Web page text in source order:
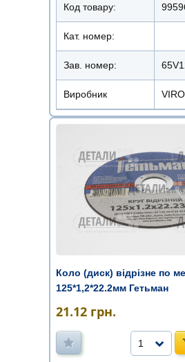
Код товару:
Кат. номер:
Зав. номер:
Виробник
Коло (диск) відрізне по
125*1,2*22.2мм Гетьман
21.12 грн.
1